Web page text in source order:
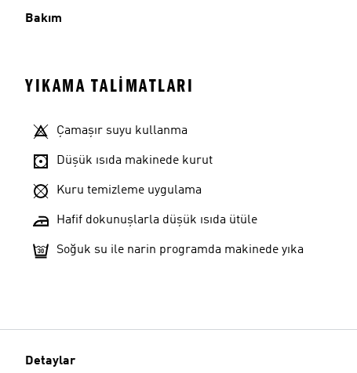
Bakım
YIKAMA TALIMATLARI
Çamaşır suyu kullanma
Düşük ısıda makinede kurut
Kuru temizleme uygulama
Hafif dokunuşlarla düşük ısıda ütüle
Soğuk su ile narin programda makinede yıka
Detaylar